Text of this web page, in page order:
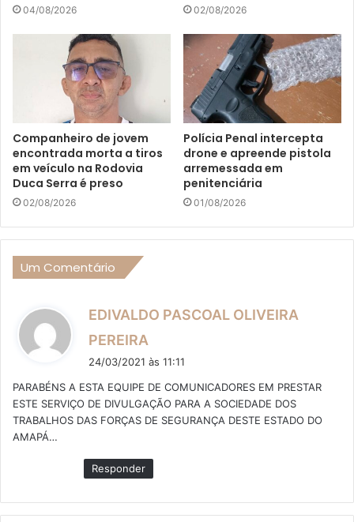
04/08/2026 02/08/2026
Companheiro de jovem
encontrada morta a tiros
em veículo na Rodovia
Duca Serra é preso
02/08/2026
Polícia Penal intercepta
drone e apreende pistola
arremessada em
penitenciária
01/08/2026
Um Comentário
EDIVALDO PASCOAL OLIVEIRA
PEREIRA
i
s
e
:
24/03/2021 às 11:11
PARABÉNS A ESTA EQUIPE DE COMUNICADORES EM PRESTAR
ESTE SERVIÇO DE DIVULGAÇÃO PARA A SOCIEDADE DOS
TRABALHOS DAS FORÇAS DE SEGURANÇA DESTE ESTADO DO
AMAPÁ…
Responder